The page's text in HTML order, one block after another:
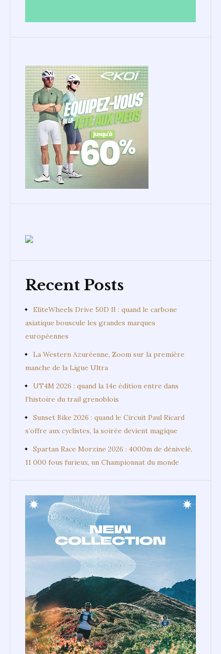
Recent Posts
EliteWheels Drive 50D II : quand le carbone
asiatique bouscule les grandes marques
européennes
La Western Azuréenne, Zoom sur la première
manche de la Ligue Ultra
UT4M 2026 : quand la 14e édition entre dans
l’histoire du trail grenoblois
Sunset Bike 2026 : quand le Circuit Paul Ricard
s’offre aux cyclistes, la soirée devient magique
Spartan Race Morzine 2026 : 4000m de dénivelé,
11 000 fous furieux, un Championnat du monde